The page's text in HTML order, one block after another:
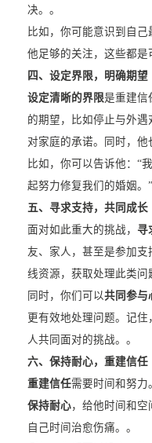
决。。
比如，你可能意识到自
他足够的关注，这些都是
四、设定界限，明确期望
设定清晰的界限是重建信
的期望，比如停止与外
对家庭的承诺。同时，他
比如，你可以告诉他：“
起努力修复我们的婚姻。”
五、寻求支持，共同成长
面对如此重大的挑战， 寻
友、家人，甚至是参加
线资源，获取处理此类问
同时，你们可以共同参与
更有效地处理问题。记
人共同面对的挑战。。
六、保持耐心，重建信任
重建信任需要时间和努力
保持耐心，给他时间和空
自己时间治愈伤痛。。